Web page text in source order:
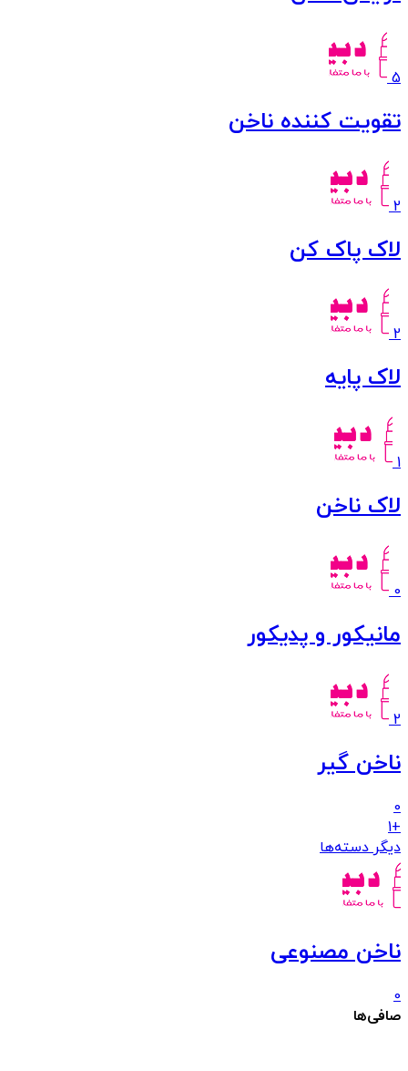
5
تقویت کننده ناخن
2
لاک پاک کن
2
لاک پایه
1
لاک ناخن
0
مانیکور و پدیکور
2
ناخن گیر
0
+1
دیگر دسته‌ها
ناخن مصنوعی
0
صافی‌ها